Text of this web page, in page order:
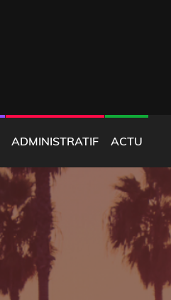
ADMINISTRATIF ACTU